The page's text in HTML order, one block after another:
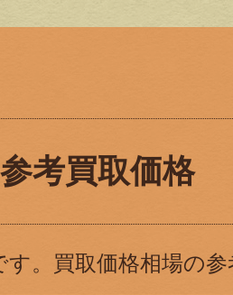
考買取価格
。買取価格相場の参